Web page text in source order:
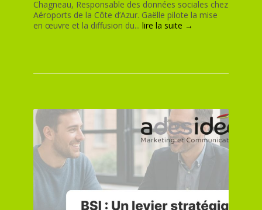
Chagneau, Responsable des données sociales chez
Aéroports de la Côte d’Azur. Gaëlle pilote la mise
en œuvre et la diffusion du...lire la suite →